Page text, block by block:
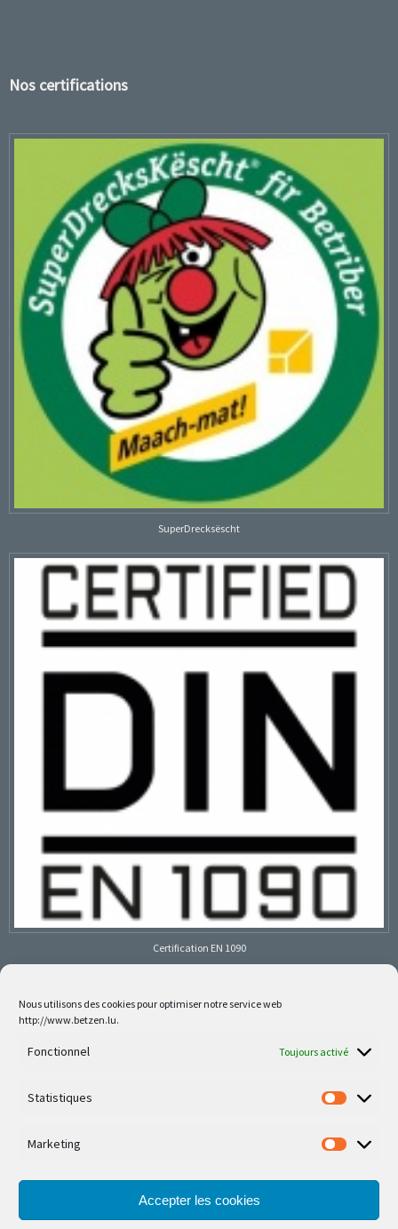
Nous utilisons des cookies pour optimiser notre service web
http://www.betzen.lu.
Fonctionnel Toujours activé
Statistiques
Marketing
Accepter les cookies
Nos certifications
SuperDrecksëscht
Certification EN 1090
Follow us on social media